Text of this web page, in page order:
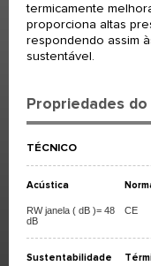
termicamente
proporciona altas
respondendo assim
sustentável.
Propriedades do
TÉCNICO
Acústica
RW janela ( dB )= 48
dB
CE
Sustentabilidade